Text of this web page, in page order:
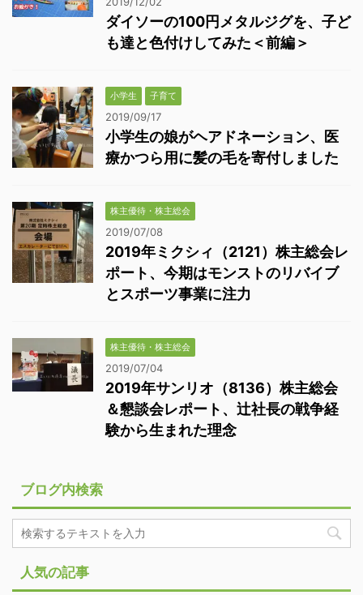
ダイソーの100円メタルジグを、子ど
も達と色付けしてみた＜前編＞
小学生 子育て
2019/09/17
小学生の娘がヘアドネーション、医
療かつら用に髪の毛を寄付しました
株主優待・株主総会
2019/07/08
2019年ミクシィ（2121）株主総会レ
ポート、今期はモンストのリバイブ
とスポーツ事業に注力
株主優待・株主総会
2019/07/04
2019年サンリオ（8136）株主総会
＆懇談会レポート、辻社長の戦争経
験から生まれた理念
ブログ内検索
人気の記事